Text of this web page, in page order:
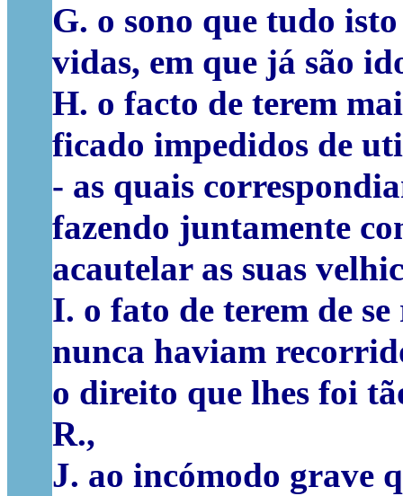
G. o sono que tudo
vidas, em que já são
H. o facto de terem
ficado impedidos de
- as quais
fazendo juntamente
acautelar as suas
I. o fato de terem de
nunca haviam
o direito que lhes foi
R.,
J. ao incómodo grave